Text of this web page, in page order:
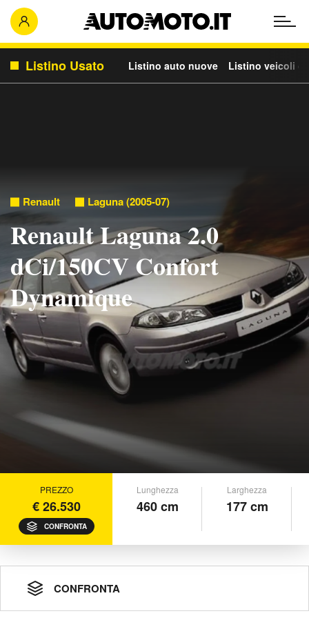
Listino Usato Listino auto nuove Listino veicoli
Renault Laguna (2005-07)
Renault Laguna 2.0
dCi/150CV Confort
Dynamique
PREZZO
€ 26.530
CONFRONTA
Lunghezza
460 cm
Larghezza
177 cm
CONFRONTA